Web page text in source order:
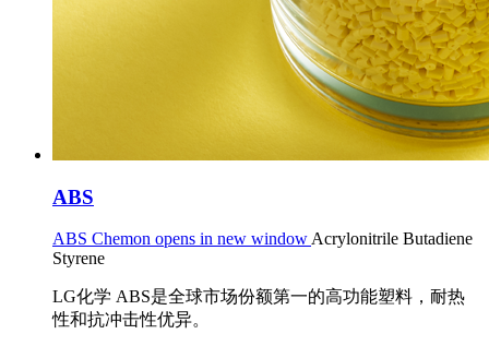
ABS
ABS Chemon opens in new window Acrylonitrile Butadiene
Styrene
LG化学 ABS是全球市场份额第一的高功能塑料，耐热
性和抗冲击性优异。